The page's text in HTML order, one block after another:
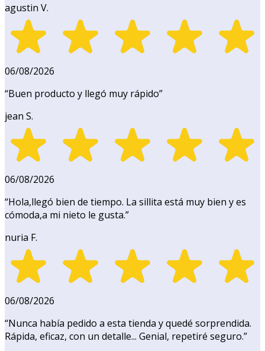
agustin V.
06/08/2026
“Buen producto y llegó muy rápido”
jean S.
06/08/2026
“Hola,llegó bien de tiempo. La sillita está muy bien y es
cómoda,a mi nieto le gusta.”
nuria F.
06/08/2026
“Nunca había pedido a esta tienda y quedé sorprendida.
Rápida, eficaz, con un detalle... Genial, repetiré seguro.”